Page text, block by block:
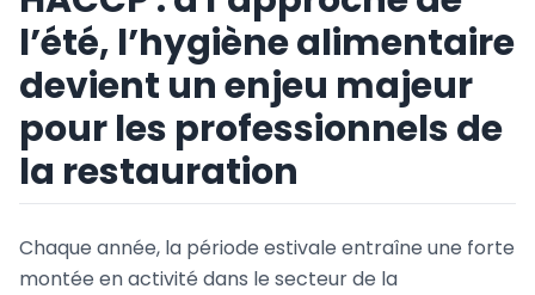
l’été, l’hygiène alimentaire
devient un enjeu majeur
pour les professionnels de
la restauration
Chaque année, la période estivale entraîne une forte
montée en activité dans le secteur de la